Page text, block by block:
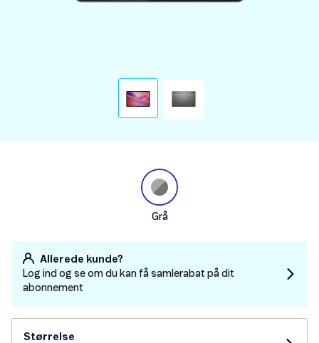
Grå
Allerede kunde?
Log ind og se om du kan få samlerabat på dit
abonnement
Størrelse